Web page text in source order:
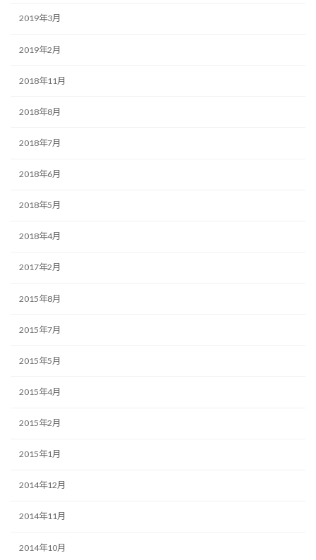
2019年3月
2019年2月
2018年11月
2018年8月
2018年7月
2018年6月
2018年5月
2018年4月
2017年2月
2015年8月
2015年7月
2015年5月
2015年4月
2015年2月
2015年1月
2014年12月
2014年11月
2014年10月